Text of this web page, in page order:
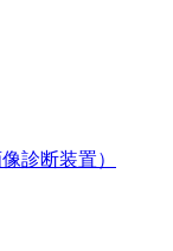
診断装置）